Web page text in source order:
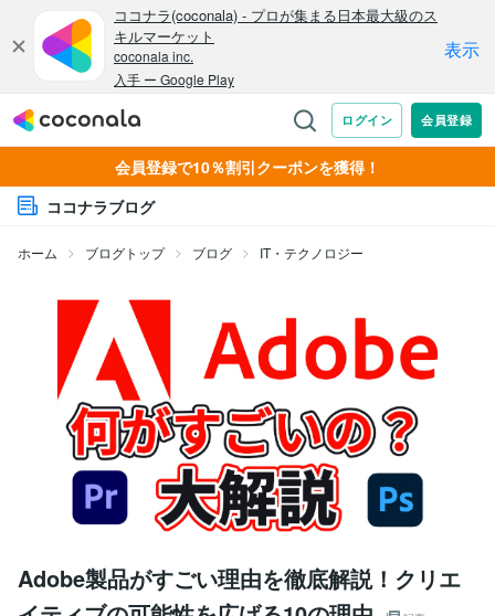
会員登録で10％割引クーポンを獲得！
ココナラブログ
ホーム ブログトップ ブログ IT・テクノロジー
Adobe製品がすごい理由を徹底解説！クリエ